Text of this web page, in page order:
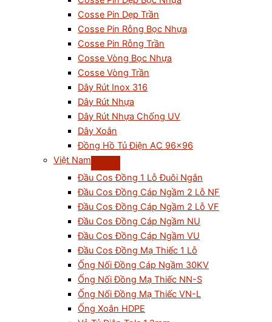
Cosse Pin Dẹp Trần
Cosse Pin Rỗng Bọc Nhựa
Cosse Pin Rỗng Trần
Cosse Vòng Bọc Nhựa
Cosse Vòng Trần
Dây Rút Inox 316
Dây Rút Nhựa
Dây Rút Nhựa Chống UV
Dây Xoắn
Đồng Hồ Tủ Điện AC 96×96
Việt Nam
Đầu Cos Đồng 1 Lỗ Đuôi Ngắn
Đầu Cos Đồng Cáp Ngầm 2 Lỗ NF
Đầu Cos Đồng Cáp Ngầm 2 Lỗ VF
Đầu Cos Đồng Cáp Ngầm NU
Đầu Cos Đồng Cáp Ngầm VU
Đầu Cos Đồng Mạ Thiếc 1 Lỗ
Ống Nối Đồng Cáp Ngầm 30KV
Ống Nối Đồng Mạ Thiếc NN-S
Ống Nối Đồng Mạ Thiếc VN-L
Ống Xoắn HDPE